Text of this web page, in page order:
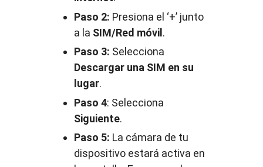
Paso 2: Presiona el ‘+’ junto
a la SIM/Red móvil.
Paso 3: Selecciona
Descargar una SIM en su
lugar.
Paso 4: Selecciona
Siguiente.
Paso 5: La cámara de tu
dispositivo estará activa en